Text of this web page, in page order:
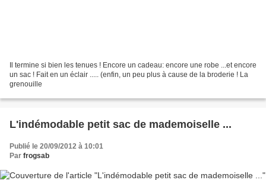
Il termine si bien les tenues ! Encore un cadeau: encore une robe ...et encore
un sac ! Fait en un éclair ..... (enfin, un peu plus à cause de la broderie ! La
grenouille
L'indémodable petit sac de mademoiselle ...
Publié le 20/09/2012 à 10:01
Par frogsab